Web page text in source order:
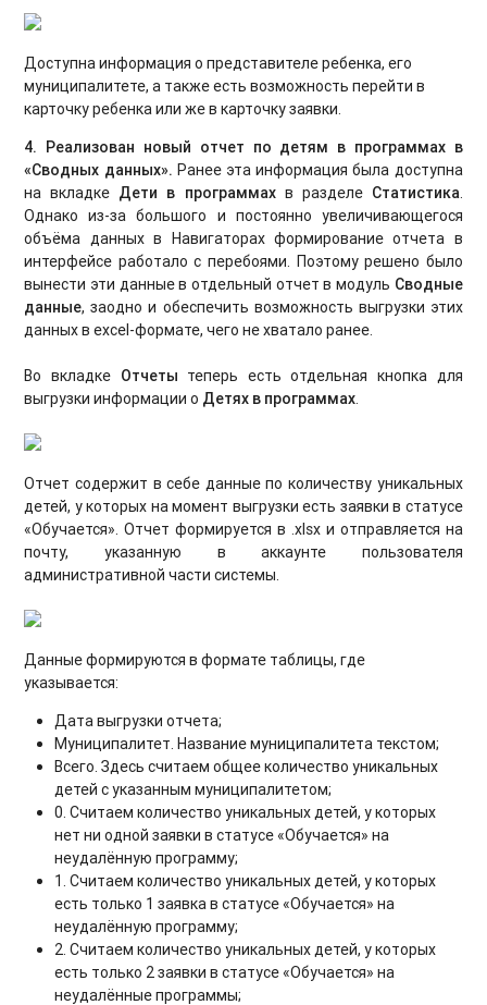
Доступна информация о представителе ребенка, его
муниципалитете, а также есть возможность перейти в
карточку ребенка или же в карточку заявки.
4. Реализован новый отчет по детям в программах в
«Сводных данных». Ранее эта информация была доступна
на вкладке Дети в программахв разделеСтатистика.
Однако из-за большого и постоянно увеличивающегося
объёма данных в Навигаторах формирование отчета в
интерфейсе работало с перебоями. Поэтому решено было
вынести эти данные в отдельный отчет в модуль Сводные
данные, заодно и обеспечить возможность выгрузки этих
данных в excel-формате, чего не хватало ранее.
Во вкладке Отчеты теперь есть отдельная кнопка для
выгрузки информации о Детях в программах.
Отчет содержит в себе данные по количеству уникальных
детей, у которых на момент выгрузки есть заявки в статусе
«Обучается». Отчет формируется в .xlsx и отправляется на
почту, указанную в аккаунте пользователя
административной части системы.
Данные формируются в формате таблицы, где
указывается:
Дата выгрузки отчета;
Муниципалитет. Название муниципалитета текстом;
Всего. Здесь считаем общее количество уникальных
детей с указанным муниципалитетом;
0. Считаем количество уникальных детей, у которых
нет ни одной заявки в статусе «Обучается» на
неудалённую программу;
1. Считаем количество уникальных детей, у которых
есть только 1 заявка в статусе «Обучается» на
неудалённую программу;
2. Считаем количество уникальных детей, у которых
есть только 2 заявки в статусе «Обучается» на
неудалённые программы;